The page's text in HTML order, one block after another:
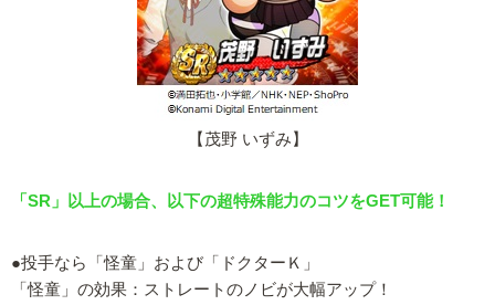
【茂野 いずみ】
「SR」以上の場合、以下の超特殊能力のコツをGET可能！
●投手なら「怪童」および「ドクターＫ」
「怪童」の効果：ストレートのノビが大幅アップ！